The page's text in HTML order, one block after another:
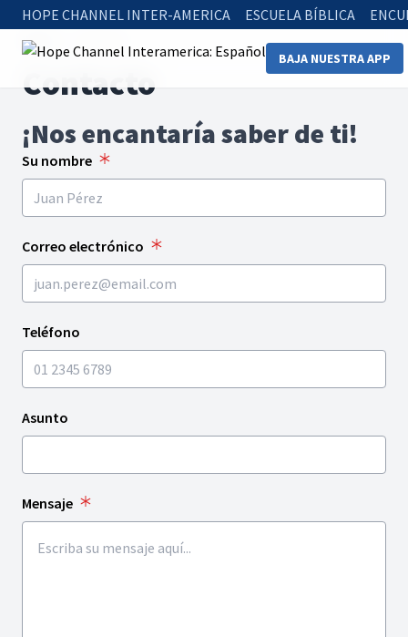
HOPE CHANNEL INTER-AMERICA ESCUELA BÍBLICA
BAJA NUESTRA APP
Home
Contacto
¡Nos encantaría saber de ti!
Su nombre
Correo electrónico
Teléfono
Asunto
Mensaje